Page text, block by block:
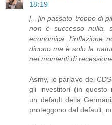
18:19
[...]in passato troppo di
non è successo nulla,
economica, l'inflazione
dicono ma è solo la
nei momenti di
Asmy, io parlavo dei
gli investitori (in questo
un default della
proteggono dal default,